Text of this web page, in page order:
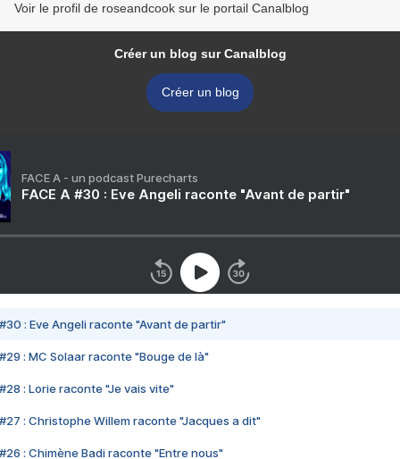
Voir le profil de roseandcook sur le portail Canalblog
Créer un blog sur Canalblog
Créer un blog
FACE A - un podcast Purecharts
FACE A #30 : Eve Angeli raconte "Avant de partir"
#30 : Eve Angeli raconte "Avant de partir"
#29 : MC Solaar raconte "Bouge de là"
#28 : Lorie raconte "Je vais vite"
#27 : Christophe Willem raconte "Jacques a dit"
#26 : Chimène Badi raconte "Entre nous"